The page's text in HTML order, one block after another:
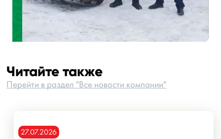
Читайте также
Перейти в раздел "Все новости компании"
27.07.2026